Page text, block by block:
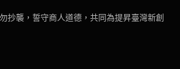
抄襲，誓守商人道德，共同為提昇臺灣新創